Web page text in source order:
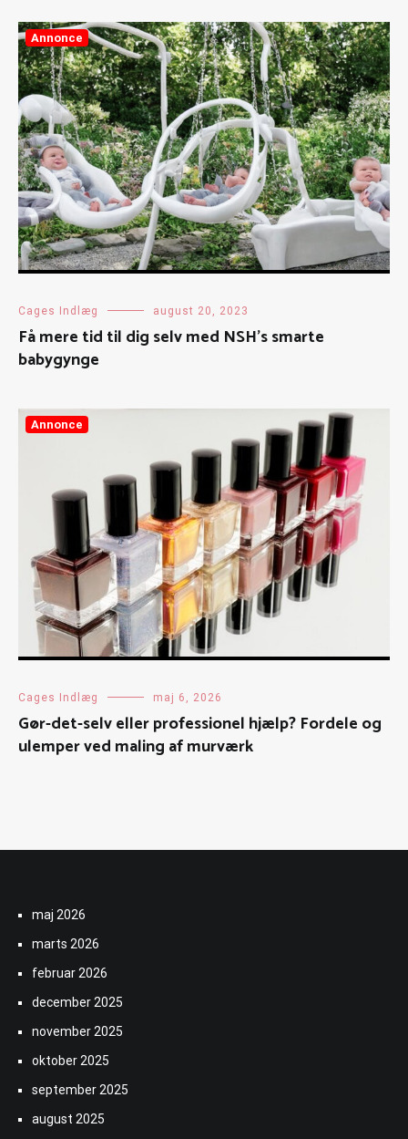
Annonce
Cages Indlæg august 20, 2023
Få mere tid til dig selv med NSH’s smarte
babygynge
Annonce
Cages Indlæg maj 6, 2026
Gør-det-selv eller professionel hjælp? Fordele og
ulemper ved maling af murværk
maj 2026
marts 2026
februar 2026
december 2025
november 2025
oktober 2025
september 2025
august 2025